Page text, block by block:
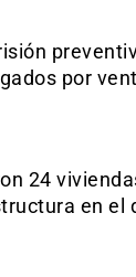
por
24
en el